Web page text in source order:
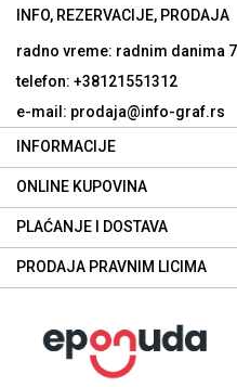
INFO, REZERVACIJE, PRODAJA
radno vreme: radnim danima
telefon: +38121551312
e-mail: prodaja@info-graf.rs
INFORMACIJE
ONLINE KUPOVINA
PLAĆANJE I DOSTAVA
PRODAJA PRAVNIM LICIMA